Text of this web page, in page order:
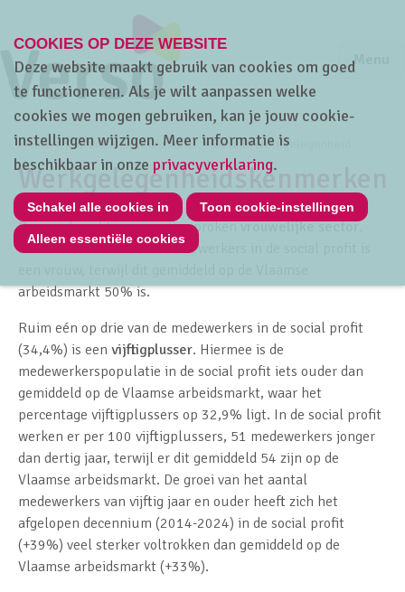
Jump
Menu
Home Cijfers Arbeidsmarkt Details werkgelegenheid
Werkgelegenheidskenmerken
De social profit is een uitgesprokenvrouwelijke sector.
Maar liefst 78% van de medewerkers in de social profit is
arbeidsmarkt 50% is.
Ruim eén op drie van de medewerkers in de social profit
(34,4%) is een vijftigplusser. Hiermee is de
medewerkerspopulatie in de social profit iets ouder dan
gemiddeld op de Vlaamse arbeidsmarkt, waar het
percentage vijftigplussers op 32,9% ligt. In de social profit
werken er per 100 vijftigplussers, 51 medewerkers jonger
dan dertig jaar, terwijl er dit gemiddeld 54 zijn op de
Vlaamse arbeidsmarkt. De groei van het aantal
medewerkers van vijftig jaar en ouder heeft zich het
afgelopen decennium (2014-2024) in de social profit
(+39%) veel sterker voltrokken dan gemiddeld op de
Vlaamse arbeidsmarkt (+33%).
COOKIES OP DEZE WEBSITE
Deze website maakt gebruik van cookies om goed
te functioneren. Als je wilt aanpassen welke
cookies we mogen gebruiken, kan je jouw cookie-
instellingen wijzigen. Meer informatie is
beschikbaar in onze privacyverklaring.
Schakel alle cookies in Toon cookie-instellingen
Alleen essentiële cookies